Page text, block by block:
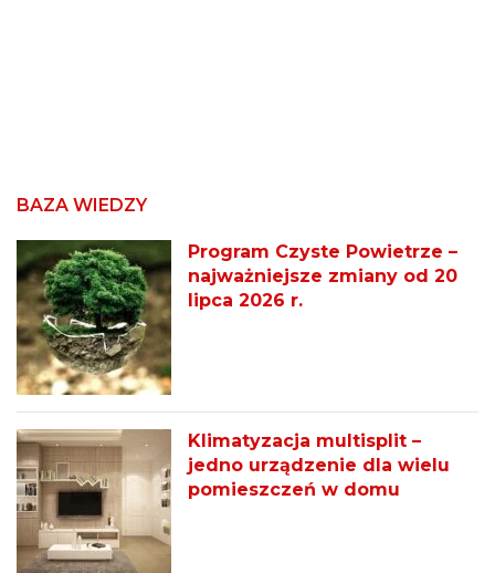
BAZA WIEDZY
Program Czyste Powietrze –
najważniejsze zmiany od 20
lipca 2026 r.
Klimatyzacja multisplit –
jedno urządzenie dla wielu
pomieszczeń w domu